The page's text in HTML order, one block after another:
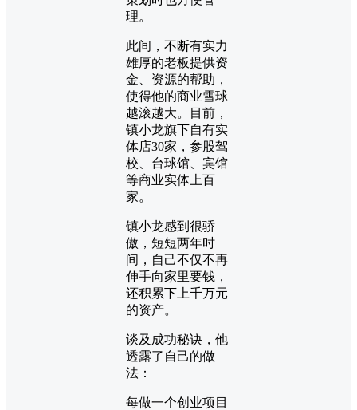
理。
此间，不断有实力
雄厚的老板提供资
金、资源的帮助，
使得他的商业雪球
越滚越大。目前，
镇小龙旗下自有实
体店30家，参股驾
校、台球馆、宾馆
等商业实体上百
家。
镇小龙感到很骄
傲，短短两年时
间，自己不仅不再
伸手向家里要钱，
还积累下上千万元
的资产。
谈及成功秘诀，他
透露了自己的做
法：
每做一个创业项目